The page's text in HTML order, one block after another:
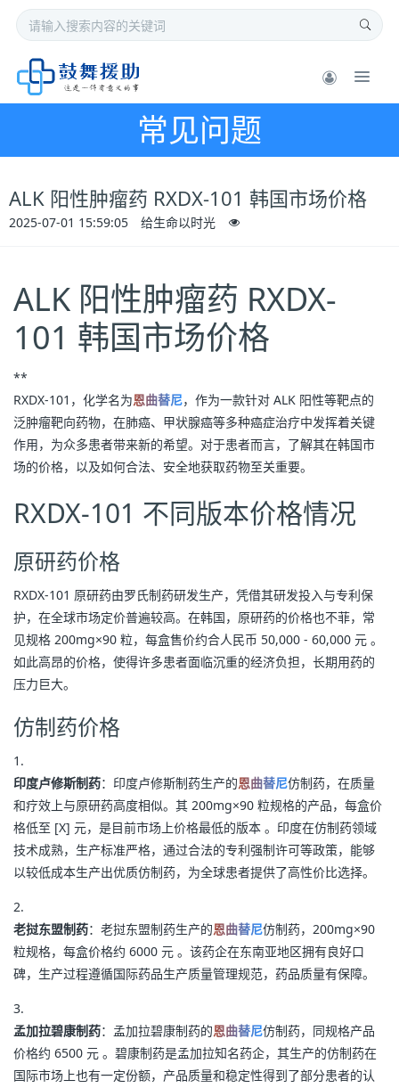
常见问题
ALK 阳性肿瘤药 RXDX-101 韩国市场价格
2025-07-01 15:59:05 给生命以时光
ALK 阳性肿瘤药 RXDX-
101 韩国市场价格
**
RXDX-101，化学名为恩曲替尼，作为一款针对 ALK 阳性等靶点的
泛肿瘤靶向药物，在肺癌、甲状腺癌等多种癌症治疗中发挥着关键
作用，为众多患者带来新的希望。对于患者而言，了解其在韩国市
场的价格，以及如何合法、安全地获取药物至关重要。
RXDX-101 不同版本价格情况
原研药价格
RXDX-101 原研药由罗氏制药研发生产，凭借其研发投入与专利保
护，在全球市场定价普遍较高。在韩国，原研药的价格也不菲，常
见规格 200mg×90 粒，每盒售价约合人民币 50,000 - 60,000 元 。
如此高昂的价格，使得许多患者面临沉重的经济负担，长期用药的
压力巨大。
仿制药价格
印度卢修斯制药：印度卢修斯制药生产的恩曲替尼仿制药，在质量
和疗效上与原研药高度相似。其 200mg×90 粒规格的产品，每盒价
格低至 [X] 元，是目前市场上价格最低的版本 。印度在仿制药领域
技术成熟，生产标准严格，通过合法的专利强制许可等政策，能够
以较低成本生产出优质仿制药，为全球患者提供了高性价比选择。
老挝东盟制药：老挝东盟制药生产的恩曲替尼仿制药，200mg×90
粒规格，每盒价格约 6000 元 。该药企在东南亚地区拥有良好口
碑，生产过程遵循国际药品生产质量管理规范，药品质量有保障。
孟加拉碧康制药：孟加拉碧康制药的恩曲替尼仿制药，同规格产品
价格约 6500 元 。碧康制药是孟加拉知名药企，其生产的仿制药在
国际市场上也有一定份额，产品质量和稳定性得到了部分患者的认